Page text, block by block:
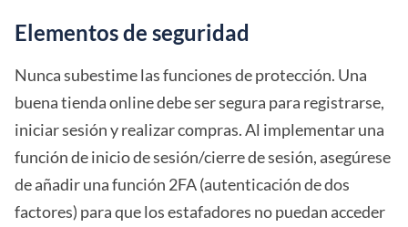
Elementos de seguridad
Nunca subestime las funciones de protección. Una
buena tienda online debe ser segura para registrarse,
iniciar sesión y realizar compras. Al implementar una
función de inicio de sesión/cierre de sesión, asegúrese
de añadir una función 2FA (autenticación de dos
factores) para que los estafadores no puedan acceder